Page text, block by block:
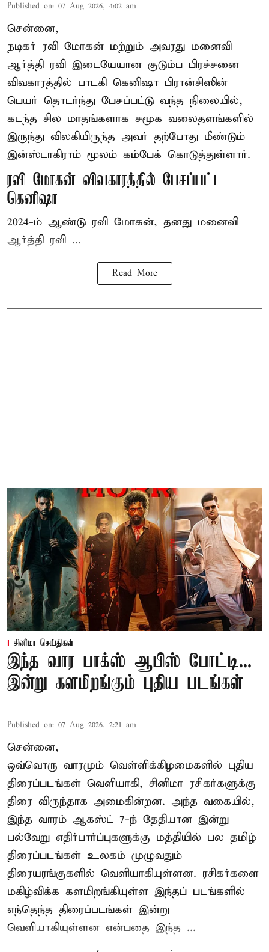
Published on: 07 Aug 2026, 4:02 am
சென்னை,
நடிகர் ரவி மோகன் மற்றும் அவரது மனைவி
ஆர்த்தி ரவி இடையேயான குடும்ப பிரச்சனை
விவகாரத்தில் பாடகி கெனிஷா பிரான்சிஸின்
பெயர் தொடர்ந்து பேசப்பட்டு வந்த நிலையில்,
கடந்த சில மாதங்களாக சமூக வலைதளங்களில்
இருந்து விலகியிருந்த அவர் தற்போது மீண்டும்
இன்ஸ்டாகிராம் மூலம் கம்பேக் கொடுத்துள்ளார்.
ரவி மோகன் விவகாரத்தில் பேசப்பட்ட
கெனிஷா
2024-ம் ஆண்டு ரவி மோகன், தனது மனைவி
ஆர்த்தி ரவி ...
Read More
சினிமா செய்திகள்
இந்த வார பாக்ஸ் ஆபிஸ் போட்டி...
இன்று களமிறங்கும் புதிய படங்கள்
Published on: 07 Aug 2026, 2:21 am
சென்னை,
ஒவ்வொரு வாரமும் வெள்ளிக்கிழமைகளில் புதிய
திரைப்படங்கள் வெளியாகி, சினிமா ரசிகர்களுக்கு
திரை விருந்தாக அமைகின்றன. அந்த வகையில்,
இந்த வாரம் ஆகஸ்ட் 7-ந் தேதியான இன்று
பல்வேறு எதிர்பார்ப்புகளுக்கு மத்தியில் பல தமிழ்
திரைப்படங்கள் உலகம் முழுவதும்
திரையரங்குகளில் வெளியாகியுள்ளன. ரசிகர்களை
மகிழ்விக்க களமிறங்கியுள்ள இந்தப் படங்களில்
எந்தெந்த திரைப்படங்கள் இன்று
வெளியாகியுள்ளன என்பதை இந்த ...